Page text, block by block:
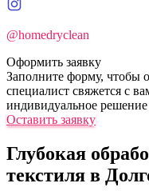
@homedryclean
Оформить заявку
Заполните форму, чтобы
специалист свяжется с
индивидуальное решение
Оставить заявку
Глубокая
текстиля в